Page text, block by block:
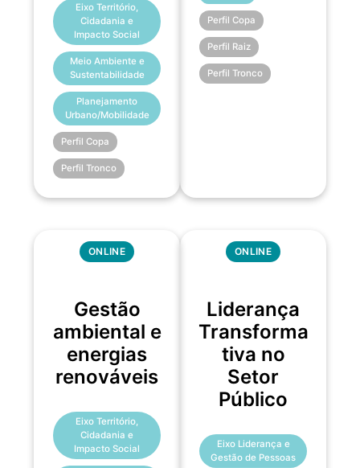
Eixo Território,
Cidadania e
Impacto Social
Meio Ambiente e
Sustentabilidade
Planejamento
Urbano/Mobilidade
Perfil Copa
Perfil Tronco
Perfil Copa
Perfil Raiz
Perfil Tronco
ONLINE
Gestão
ambiental e
energias
renováveis
Eixo Território,
Cidadania e
Impacto Social
ONLINE
Liderança
Transforma
tiva no
Setor
Público
Eixo Liderança e
Gestão de Pessoas